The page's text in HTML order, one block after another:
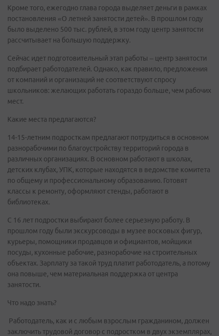
Кроме того, ежегодно глава города выделяет деньги в рамках
постановления «О летней занятости детей». В прошлом году
было выделено 500 тыс. рублей, в этом году центр занятости
рассчитывает на большую поддержку.
Сейчас идет подготовительный этап работы – центр занятости
подбирает работодателей. Однако, как правило, предложения
от компаний и организаций не соответствуют спросу
школьников: желающих работать гораздо больше, чем рабочих
мест.
Какие места предлагаются?
14-15-летним подросткам предлагают потрудиться в основном
разнорабочими по благоустройству территорий города в
различных организациях. В основном работают в школах,
детских клубах, УПК, которые находятся в ведомстве комитета
по общему и профессиональному образованию. Готовят
классы к ремонту, оформляют стенды, работают в
библиотеках.
С 16 лет подростки выбирают более серьезную работу. В
прошлом году были экскурсоводы в музее восковых фигур,
курьеры, помощники продавцов и официантов, мойщики
посуды, кухонные рабочие, разнорабочие на строительных
объектах. Зарплату за такой труд платит работодатель, а потому
она повыше, чем материальная поддержка от центра
занятости.
Что надо знать?
Работодатель, как и с любым взрослым гражданином, должен
заключить трудовой договор с подростком в двух экземплярах,